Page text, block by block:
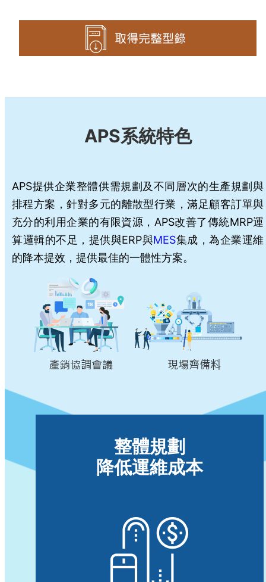
APS系統特色
APS提供企業整體供需規劃及不同層次的生產規劃與
排程方案，針對多元的離散型行業，滿足顧客訂單與
充分的利用企業的有限資源，APS改善了傳統MRP運
算邏輯的不足，提供與ERP與MES集成，為企業運維
的降本提效，提供最佳的一體性方案。
整體規劃
降低運維成本